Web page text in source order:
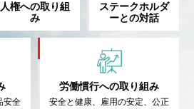
人権への取り組
み
ステークホルダ
ーとの対話
安全
労働慣行への取り組み
安全と健康、雇用の安定、公正